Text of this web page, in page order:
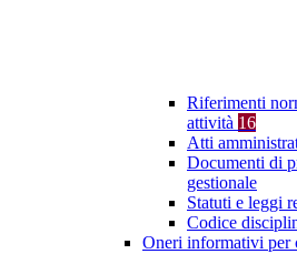
Riferimenti
attività 16
Atti
Documenti di
gestionale
Statuti e leggi
Codice
Oneri informativi per